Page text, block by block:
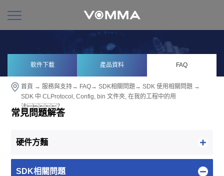
軟件下載 產品資料 FAQ
首頁 →服務與支持→ FAQ→SDK相關問題 →SDK 使用相關問題 →
SDK 中 CLProtocol, Config, bin 文件夾, 在我的工程中的用
法？
常見問題解答
硬件方麵
SDK相關問題